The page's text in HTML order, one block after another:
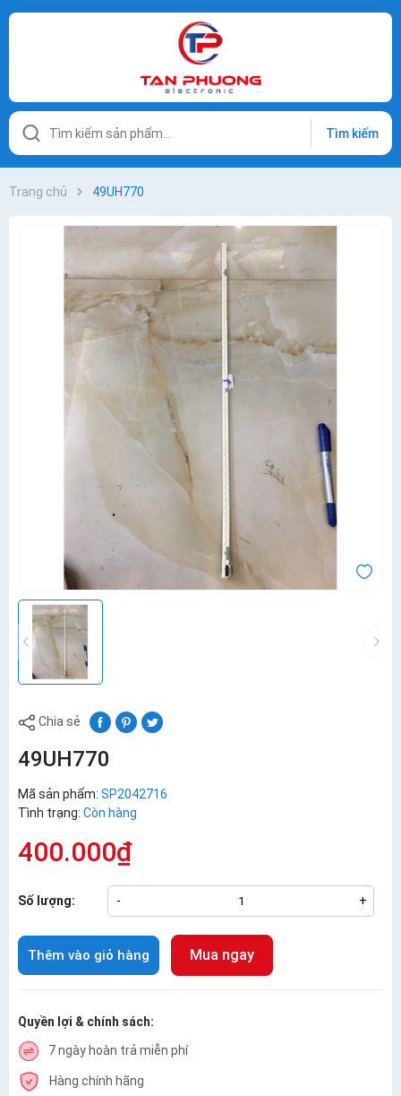
Tìm kiếm
Trang chủ 49UH770
Chia sẻ
49UH770
Mã sản phẩm: SP2042716
Tình trạng: Còn hàng
400.000₫
Số lượng: - +
Thêm vào giỏ hàng Mua ngay
Quyền lợi & chính sách:
7 ngày hoàn trả miễn phí
Hàng chính hãng